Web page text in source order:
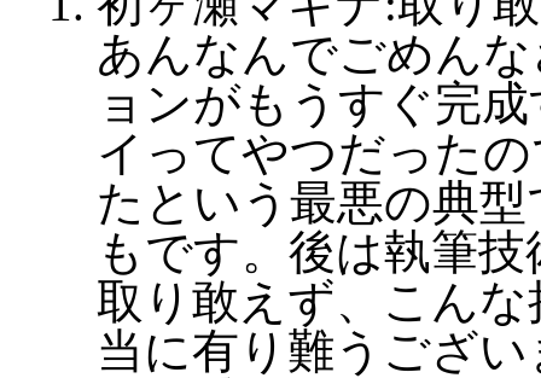
あんなんでごめん
ョンがもうすぐ完
イってやつだった
たという最悪の典
もです。後は執筆
取り敢えず、こん
当に有り難うござ